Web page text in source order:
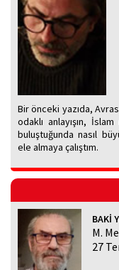
Bir önceki yazıda,
odaklı anlayışın,
buluştuğunda nasıl
ele almaya çalıştım.
BAKİ
M.
27